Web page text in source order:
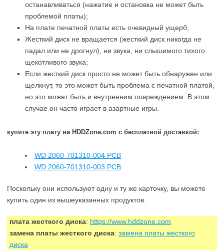
останавливаться (нажатие и остановка не может быть
проблемой платы);
На плате печатной платы есть очевидный ущерб;
Жесткий диск не вращается (жесткий диск никогда не
падал или не дрогнул), ни звука, ни слышимого тихого
щекотливого звука;
Если жесткий диск просто не может быть обнаружен или
щелкнут, то это может быть проблема с печатной платой,
но это может быть и внутренним повреждением. В этом
случае он часто играет в азартные игры.
купите эту плату на HDDZone.com с бесплатной доставкой:
WD 2060-701310-004 PCB
WD 2060-701310-003 PCB
Поскольку они используют одну и ту же карточку, вы можете
купить один из вышеуказанных продуктов.
плата жесткого диска: https://www.hddzone.com
замена платы жесткого диска: замена платы жесткого
диска